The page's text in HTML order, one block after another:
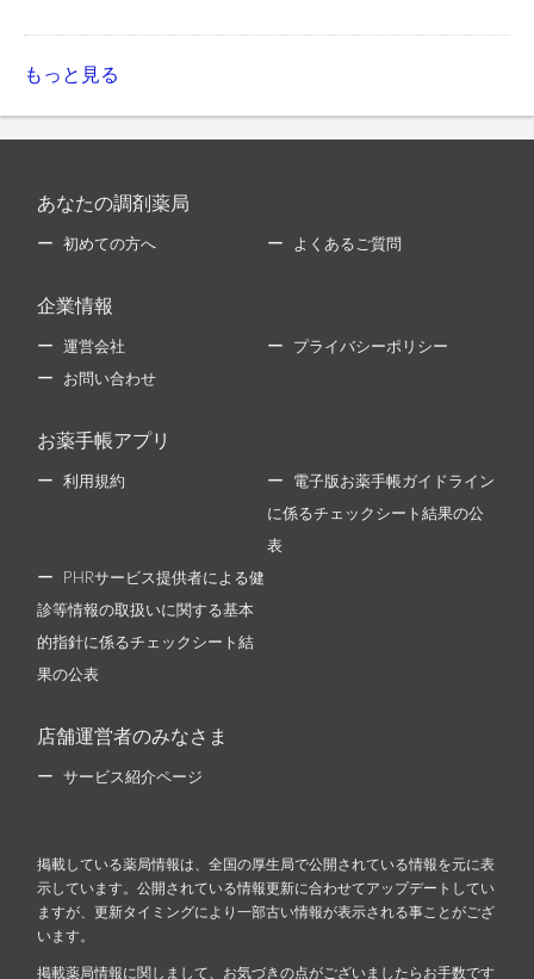
もっと見る
あなたの調剤薬局
初めての方へ よくあるご質問
企業情報
運営会社 プライバシーポリシー
お問い合わせ
お薬手帳アプリ
利用規約 電子版お薬手帳ガイドライン
に係るチェックシート結果の公
表
PHRサービス提供者による健
診等情報の取扱いに関する基本
的指針に係るチェックシート結
果の公表
店舗運営者のみなさま
サービス紹介ページ
掲載している薬局情報は、全国の厚生局で公開されている情報を元に表
示しています。公開されている情報更新に合わせてアップデートしてい
ますが、更新タイミングにより一部古い情報が表示される事ことがござ
います。
掲載薬局情報に関しまして、お気づきの点がございましたらお手数です